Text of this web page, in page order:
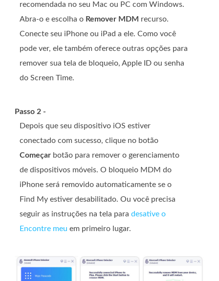
recomendada no seu Mac ou PC com Windows.
Abra-o e escolha o Remover MDM recurso.
Conecte seu iPhone ou iPad a ele. Como você
pode ver, ele também oferece outras opções para
remover sua tela de bloqueio, Apple ID ou senha
do Screen Time.
Passo 2 -
Depois que seu dispositivo iOS estiver
conectado com sucesso, clique no botão
Começar botão para remover o gerenciamento
de dispositivos móveis. O bloqueio MDM do
iPhone será removido automaticamente se o
Find My estiver desabilitado. Ou você precisa
seguir as instruções na tela para desative o
Encontre meu em primeiro lugar.